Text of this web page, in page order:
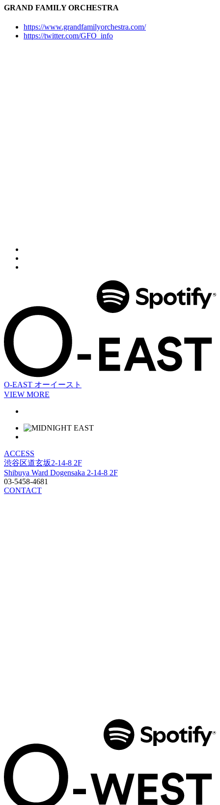
GRAND FAMILY ORCHESTRA
https://www.grandfamilyorchestra.com/
https://twitter.com/GFO_info
O-EAST オーイースト
VIEW MORE
ACCESS
渋谷区道玄坂2-14-8 2F
Shibuya Ward Dogensaka 2-14-8 2F
03-5458-4681
CONTACT